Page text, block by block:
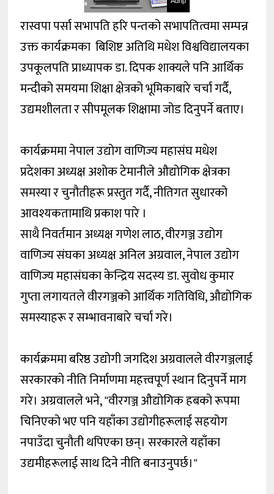
रास्वपा पर्सा सभापति हरि पन्तको सभापतित्वमा सम्पन्न
उक्त कार्यक्रमका बिशिष्ट अतिथि मधेश विश्वविद्यालयका
उपकूलपति प्राध्यापक डा. दिपक शाक्यले पनि आर्थिक
मन्दीको समयमा शिक्षा क्षेत्रको भूमिकाबारे चर्चा गर्दै,
उद्यमशीलता र सीपमूलक शिक्षामा जोड दिनुपर्ने बताए।
कार्यक्रममा नेपाल उद्योग वाणिज्य महासंघ मधेश
प्रदेशका अध्यक्ष अशोक टेमानीले औद्योगिक क्षेत्रका
समस्या र चुनौतीहरू प्रस्तुत गर्दै, नीतिगत सुधारको
आवश्यकतामाथि प्रकाश पारे ।
साथै निवर्तमान अध्यक्ष गणेश लाठ, वीरगञ्ज उद्योग
वाणिज्य संघका अध्यक्ष अनिल अग्रवाल, नेपाल उद्योग
वाणिज्य महासंघका केन्द्रिय सदस्य डा. सुवोध कुमार
गुप्ता लगायतले वीरगञ्जको आर्थिक गतिविधि, औद्योगिक
समस्याहरू र सम्भावनाबारे चर्चा गरे।
कार्यक्रममा बरिष्ठ उद्योगी जगदिश अग्रवालले वीरगञ्जलाई
सरकारको नीति निर्माणमा महत्त्वपूर्ण स्थान दिनुपर्ने माग
गरे। अग्रवालले भने, "वीरगञ्ज औद्योगिक हबको रूपमा
चिनिएको भए पनि यहाँका उद्योगीहरूलाई सहयोग
नपाउँदा चुनौती थपिएका छन्। सरकारले यहाँका
उद्यमीहरूलाई साथ दिने नीति बनाउनुपर्छ।"